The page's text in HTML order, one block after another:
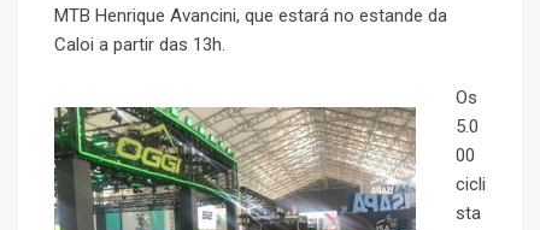
MTB Henrique Avancini, que estará no estande da
Caloi a partir das 13h.
Os
5.0
00
cicli
sta